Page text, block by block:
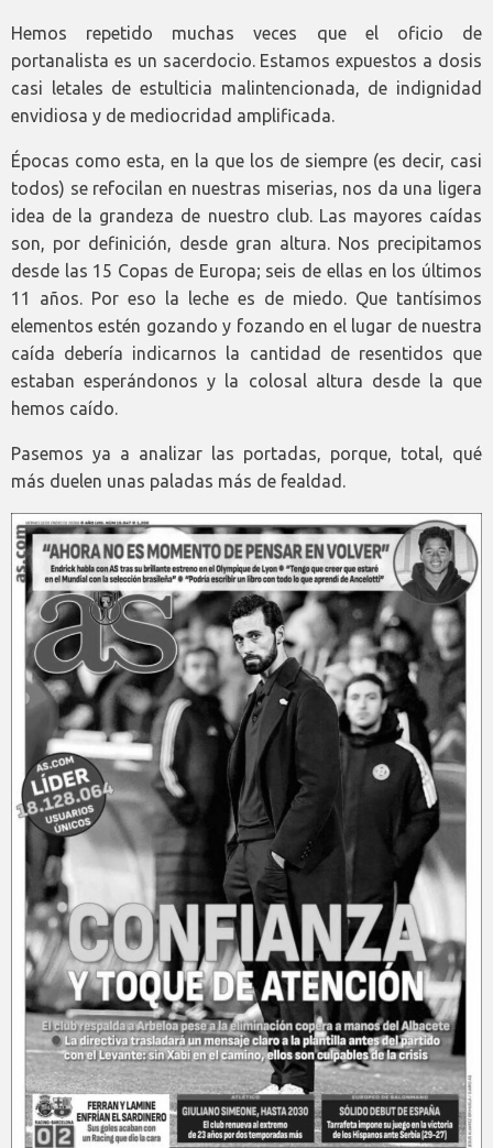
Hemos repetido muchas veces que el oficio de
portanalista es un sacerdocio. Estamos expuestos a dosis
casi letales de estulticia malintencionada, de indignidad
envidiosa y de mediocridad amplificada.
Épocas como esta, en la que los de siempre (es decir, casi
todos) se refocilan en nuestras miserias, nos da una ligera
idea de la grandeza de nuestro club. Las mayores caídas
son, por definición, desde gran altura. Nos precipitamos
desde las 15 Copas de Europa; seis de ellas en los últimos
11 años. Por eso la leche es de miedo. Que tantísimos
elementos estén gozando y fozando en el lugar de nuestra
caída debería indicarnos la cantidad de resentidos que
estaban esperándonos y la colosal altura desde la que
hemos caído.
Pasemos ya a analizar las portadas, porque, total, qué
más duelen unas paladas más de fealdad.